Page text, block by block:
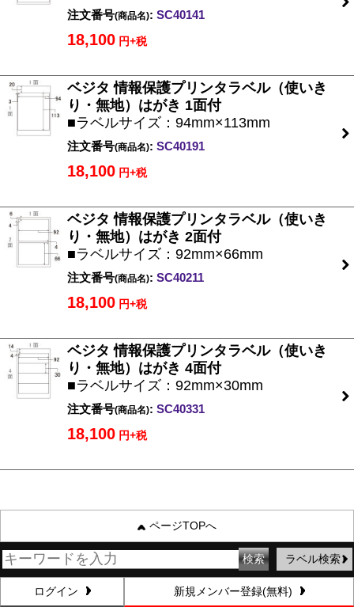
注文番号(商品名): SC40141
18,100 円+税
ベジタ 情報保護プリンタラベル（使いき
り・無地）はがき 1面付
■ラベルサイズ：94mm×113mm
注文番号(商品名): SC40191
18,100 円+税
ベジタ 情報保護プリンタラベル（使いき
り・無地）はがき 2面付
■ラベルサイズ：92mm×66mm
注文番号(商品名): SC40211
18,100 円+税
ベジタ 情報保護プリンタラベル（使いき
り・無地）はがき 4面付
■ラベルサイズ：92mm×30mm
注文番号(商品名): SC40331
18,100 円+税
ページTOPへ
ラベル検索
ログイン 新規メンバー登録(無料)